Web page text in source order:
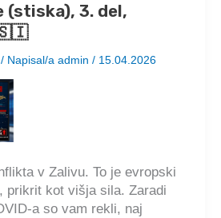
(stiska), 3. del,
🇸🇮
/ Napisal/a admin / 15.04.2026
v Zalivu. To je evropski
prikrit kot višja sila. Zaradi
a so vam rekli, naj